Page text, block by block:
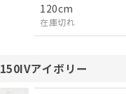
120cm
在庫切れ
150IVアイボリー